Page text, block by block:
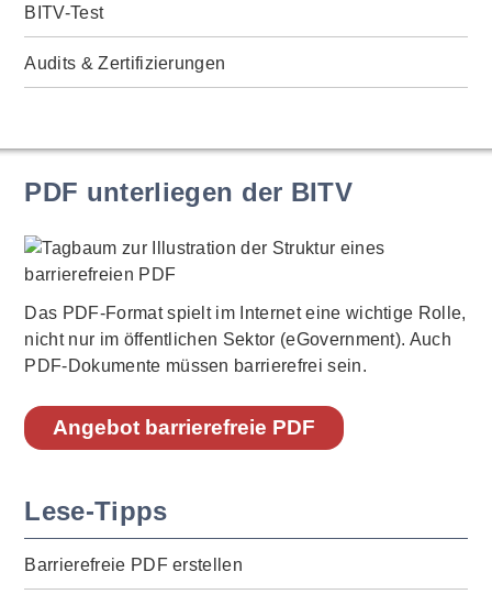
BITV-Test
Audits & Zertifizierungen
PDF unterliegen der BITV
Das PDF-Format spielt im Internet eine wichtige Rolle,
nicht nur im öffentlichen Sektor (eGovernment). Auch
PDF-Dokumente müssen barrierefrei sein.
Angebot barrierefreie PDF
Lese-Tipps
Barrierefreie PDF erstellen